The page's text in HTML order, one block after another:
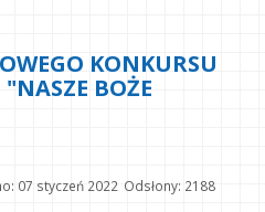
KONKURSU
"NASZE BOŻE
07 styczeń 2022 Odsłony: 2188